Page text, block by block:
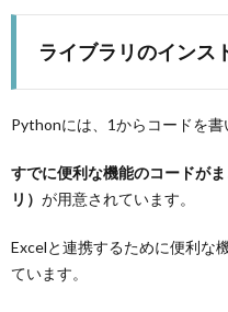
ライブラリのインス
Pythonには、1からコードを書
すでに便利な機能のコードが
リ） が用意されています。
Excelと連携するために便利な
ています。